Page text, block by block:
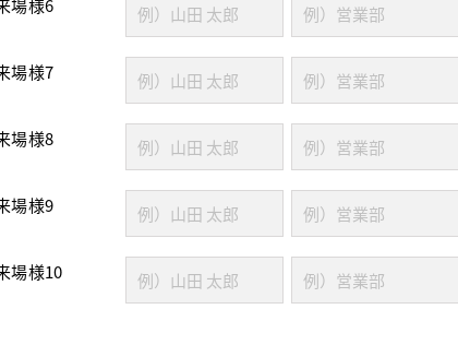
場様7
場様8
場様9
場様10